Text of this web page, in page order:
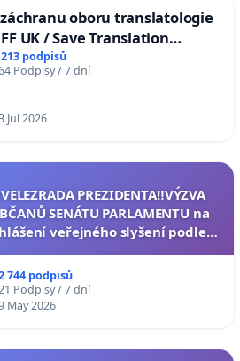
oboru translatologie
UK / Save Translation
at the Faculty of Arts,
University
podpisů
Podpisy / 7 dní
Jul 2026
PREZIDENTA‼️VÝZVA
SENÁTU PARLAMENTU na
veřejného slyšení podle §
přijetí usnesení k podání ústavní
na prezidenta republiky
744 podpisů
Podpisy / 7 dní
May 2026